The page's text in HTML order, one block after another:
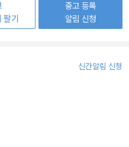
기
중고 등록
알림 신청
신간알림 신청